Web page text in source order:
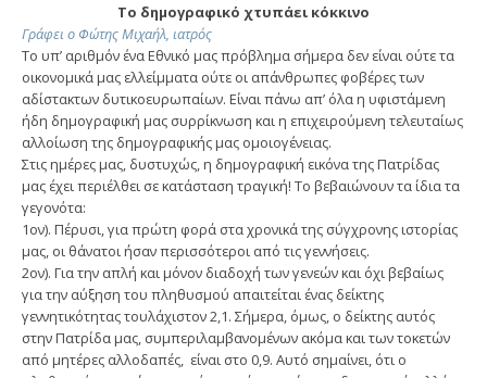
Το δημογραφικό χτυπάει κόκκινο
Γράφει ο Φώτης Μιχαήλ, ιατρός
Το υπ’ αριθμόν ένα Εθνικό μας πρόβλημα σήμερα δεν είναι ούτε τα
οικονομικά μας ελλείμματα ούτε οι απάνθρωπες φοβέρες των
αδίστακτων δυτικοευρωπαίων. Είναι πάνω απ’ όλα η υφιστάμενη
ήδη δημογραφική μας συρρίκνωση και η επιχειρούμενη τελευταίως
αλλοίωση της δημογραφικής μας ομοιογένειας.
Στις ημέρες μας, δυστυχώς, η δημογραφική εικόνα της Πατρίδας
μας έχει περιέλθει σε κατάσταση τραγική! Το βεβαιώνουν τα ίδια τα
γεγονότα:
1ον). Πέρυσι, για πρώτη φορά στα χρονικά της σύγχρονης ιστορίας
μας, οι θάνατοι ήσαν περισσότεροι από τις γεννήσεις.
2ον). Για την απλή και μόνον διαδοχή των γενεών και όχι βεβαίως
για την αύξηση του πληθυσμού απαιτείται ένας δείκτης
γεννητικότητας τουλάχιστον 2,1. Σήμερα, όμως, ο δείκτης αυτός
στην Πατρίδα μας, συμπεριλαμβανομένων ακόμα και των τοκετών
από μητέρες αλλοδαπές, είναι στο 0,9. Αυτό σημαίνει, ότι ο